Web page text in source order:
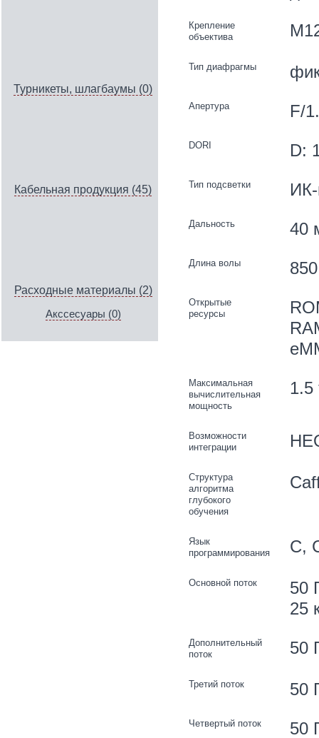
Турникеты, шлагбаумы (0)
Кабельная продукция (45)
Расходные материалы (2)
Акссесуары (0)
Крепление
объектива
Тип диафрагмы
Апертура F/
DORI D:
Тип подсветки ИК-
Дальность 40
Длина волы
Открытые
ресурсы
Максимальная
вычислительная
мощность
1.5
Возможности
интеграции
Структура
алгоритма
глубокого
обучения
Язык
программирования
C,
Основной поток
50
25
Дополнительный
поток
50
Третий поток 50
Четвертый поток 50